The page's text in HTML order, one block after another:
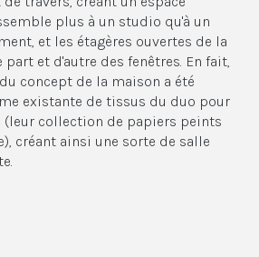
plus à un studio qu'à un
et les étagères ouvertes de la
et d'autre des fenêtres. En fait,
concept de la maison a été
existante de tissus du duo pour
(leur collection de papiers peints
créant ainsi une sorte de salle